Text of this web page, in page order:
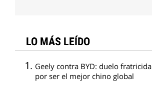
LO MÁS LEÍDO
Geely contra BYD: duelo fratricida
por ser el mejor chino global